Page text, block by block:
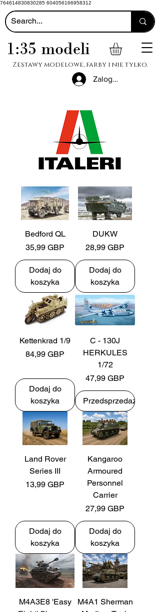
764614830830285 604056166958312
1:35 modeli
Zestawy modelowe, farby i nie tylko.
Zaloguj się
Bedford QL
Cena
35,99 GBP
Dodaj do
koszyka
DUKW
Cena
28,99 GBP
Dodaj do
koszyka
Kettenkrad 1/9
Cena
84,99 GBP
Dodaj do
koszyka
C - 130J
HERKULES
1/72
Cena
47,99 GBP
Przedsprzedaż
Land Rover
Series III
Cena
13,99 GBP
Dodaj do
koszyka
Kangaroo
Armoured
Personnel
Carrier
Cena
27,99 GBP
Dodaj do
koszyka
M4A3E8 'Easy
M4A1 Sherman